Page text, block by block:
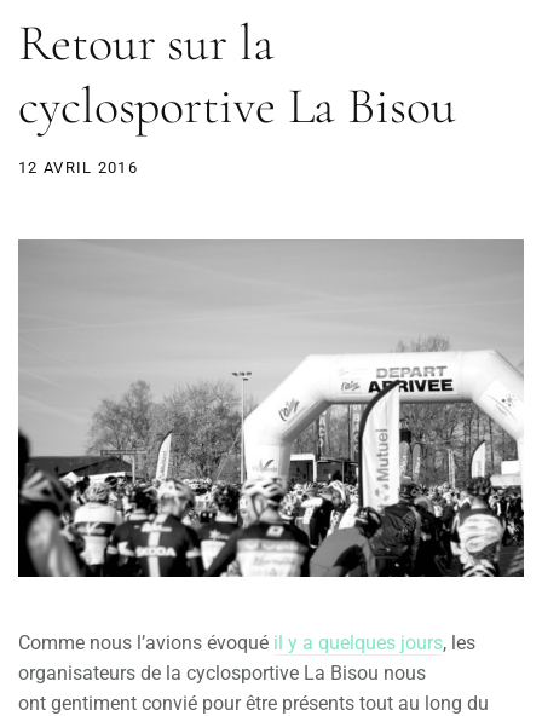
Retour sur la
cyclosportive La Bisou
12 AVRIL 2016
Comme nous l’avions évoqué il y a quelques jours, les
organisateurs de la cyclosportive La Bisou nous
ont gentiment convié pour être présents tout au long du